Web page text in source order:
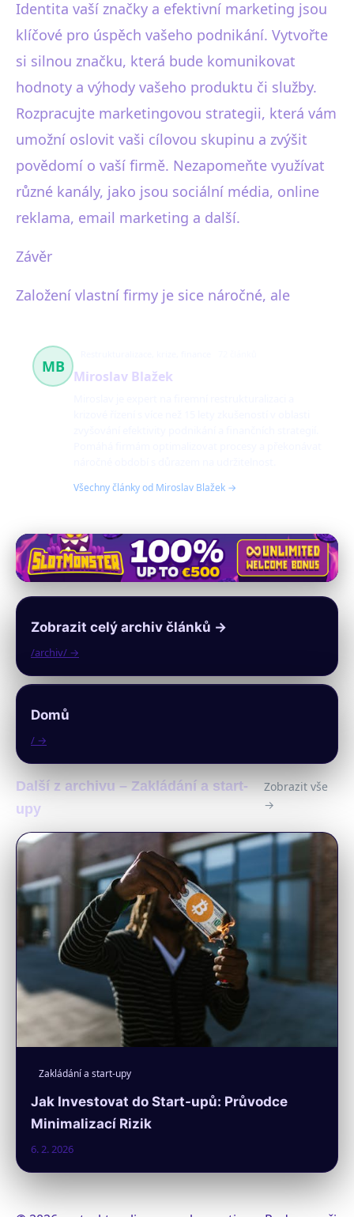
Identita vaší značky a efektivní marketing jsou
klíčové pro úspěch vašeho podnikání. Vytvořte
si silnou značku, která bude komunikovat
hodnoty a výhody vašeho produktu či služby.
Rozpracujte marketingovou strategii, která vám
umožní oslovit vaši cílovou skupinu a zvýšit
povědomí o vaší firmě. Nezapomeňte využívat
různé kanály, jako jsou sociální média, online
reklama, email marketing a další.
Závěr
Založení vlastní firmy je sice náročné, ale
MB
Miroslav Blažek
Všechny články od Miroslav Blažek →
Zobrazit celý archiv článků →
/archiv/ →
Domů
/ →
Další z archivu – Zakládání a start-
upy
Zobrazit vše
→
Zakládání a start-upy
Jak Investovat do Start-upů: Průvodce
Minimalizací Rizik
6. 2. 2026